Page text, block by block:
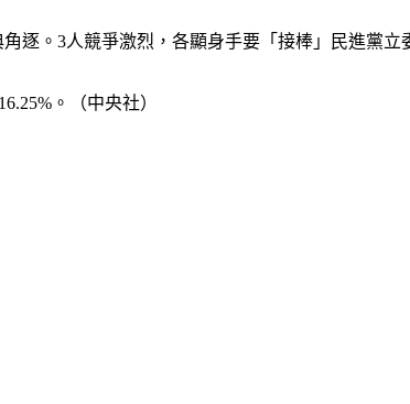
逐。3人競爭激烈，各顯身手要「接棒」民進黨立
。（中央社）